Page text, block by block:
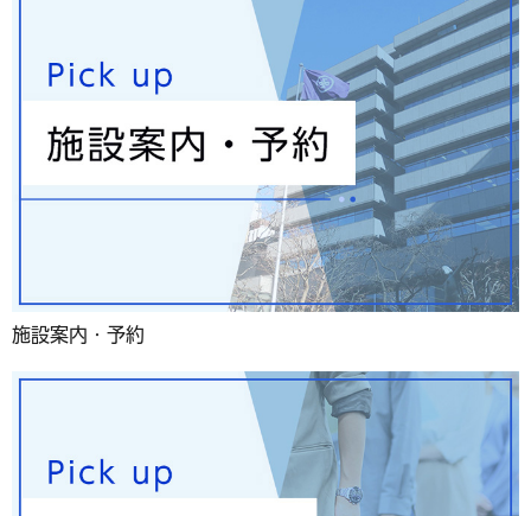
施設案内・予約